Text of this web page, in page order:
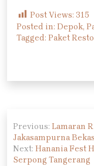
Post Views: 315
Posted in: Depok,
Tagged: Paket Resto
pos
Previous: Lamaran
Jakasampurna
Next: Hanania Fest
Serpong Tangerang